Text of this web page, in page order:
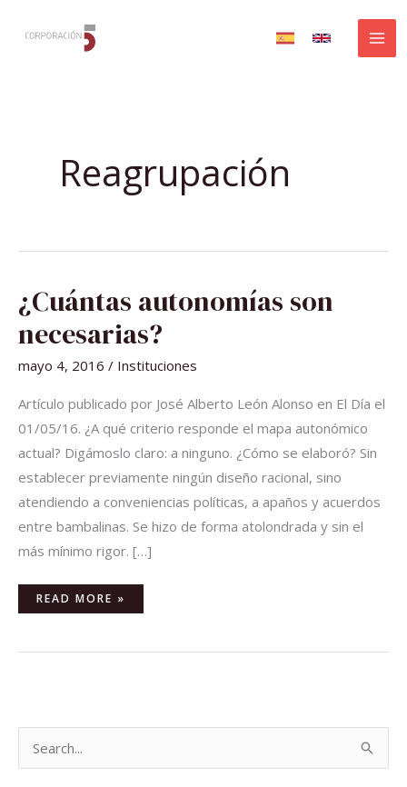
Reagrupación
¿Cuántas autonomías son
necesarias?
mayo 4, 2016 / Instituciones
Artículo publicado por José Alberto León Alonso en El Día el
01/05/16. ¿A qué criterio responde el mapa autonómico
actual? Digámoslo claro: a ninguno. ¿Cómo se elaboró? Sin
establecer previamente ningún diseño racional, sino
atendiendo a conveniencias políticas, a apaños y acuerdos
entre bambalinas. Se hizo de forma atolondrada y sin el
más mínimo rigor. […]
¿CUÁNTAS
AUTONOMÍAS
SON
NECESARIAS?
READ MORE »